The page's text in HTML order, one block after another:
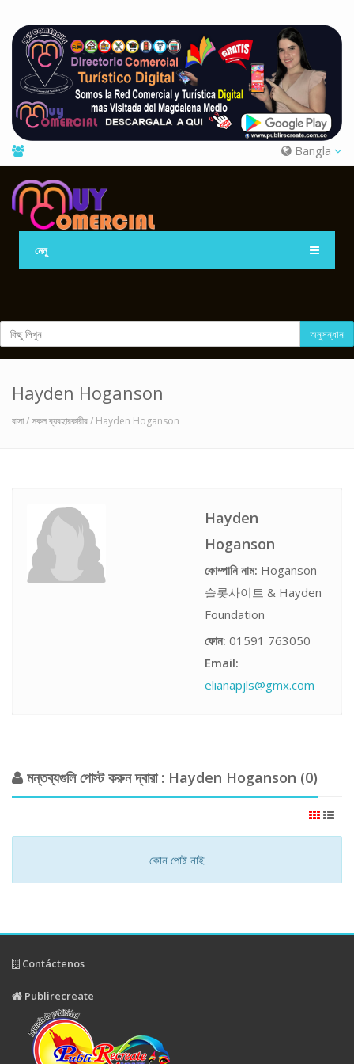
Bangla
মেনু
অনুসন্ধান
Hayden Hoganson
বাসা/সকল ব্যবহারকারীর/ Hayden Hoganson
Hayden
Hoganson
কোম্পানি নাম: Hoganson
슬롯사이트 & Hayden
Foundation
ফোন: 01591 763050
Email:
elianapjls@gmx.com
মন্তব্যগুলি পোস্ট করুন দ্বারা : Hayden Hoganson (0)
কোন পোষ্ট নাই
Contáctenos
Publirecreate